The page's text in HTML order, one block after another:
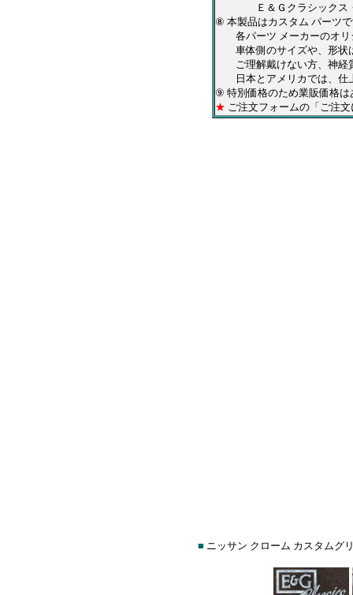
Ｅ＆Ｇクラシックス・Ｑ
⑧ 本製品はカスタム パーツ
各パーツ メーカーのオリ
車体側のサイズや、形状は
ご理解戴けない方、神経
日本とアメリカでは、仕上
⑨ 特別価格のため業販価格
★ ご注文フォームの「ご注
■ ニッサン クローム カスタムグ